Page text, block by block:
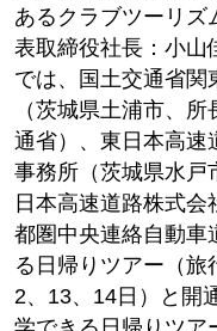
あるクラブツーリズ
表取締役社長：小山
では、国土交通省関
（茨城県土浦市、
通省）、東日本高速
事務所（茨城県水戸
日本高速道路株式
都圏中央連絡自動車
る日帰りツアー（
2、13、14日）と開